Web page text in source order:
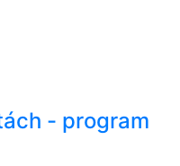
- program